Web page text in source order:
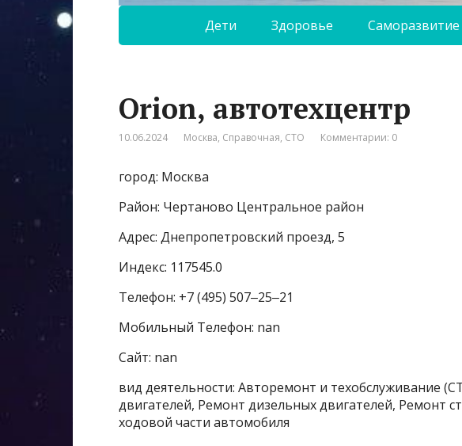
Дети Здоровье Саморазвитие
Orion, автотехцентр
10.06.2024 Москва, Справочная, СТО Комментарии: 0
город: Москва
Район: Чертаново Центральное район
Адрес: Днепропетровский проезд, 5
Индекс: 117545.0
Телефон: +7 (495) 507‒25‒21
Мобильный Телефон: nan
Сайт: nan
вид деятельности: Авторемонт и техобслуживание
двигателей, Ремонт дизельных двигателей, Ремонт
ходовой части автомобиля